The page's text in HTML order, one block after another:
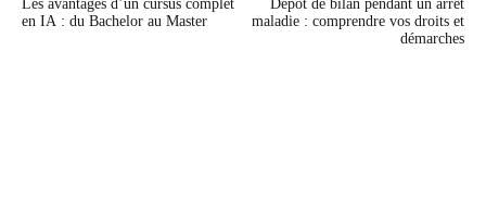
de
Les avantages d’un cursus complet
en IA : du Bachelor au Master
Dépôt de bilan pendant un arrêt
maladie : comprendre vos droits et
démarches